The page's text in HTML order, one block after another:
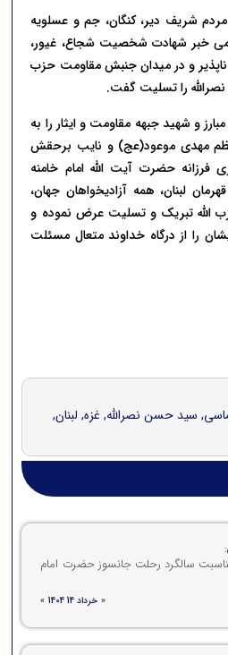
مردم شریف دیر، کنگان، جم و عسلویه
خبر شهادت شخصیت شجاع، غیور،
و در میدان جنبش مقاومت حزب
نصرالله را تسلیت گفت.
و شهید جبهه مقاومت و ایثار را به
مهدی موعود(عج) و نایب برحقش
فرزانه حضرت آیت الله امام خامنه
لبنان، همه آزادیخواهان جهان،
الله تبریک و تسلیت عرض نموده و
را از درگاه خداوند متعال مسئلت
, سید حسن نصرالله, غزه, لبنان,
سالگرد رحلت جانسوز حضرت امام
« خرداد 14 1404 »